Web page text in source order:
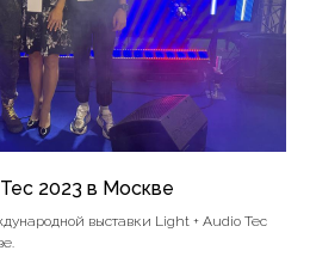
2023 в Москве
выставки Light + Audio Tec